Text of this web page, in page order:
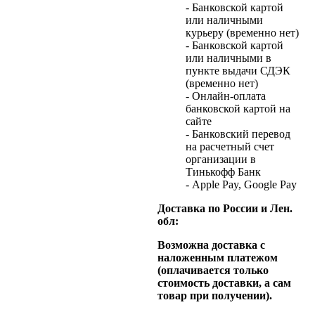
- Банковской картой
или наличными
курьеру (временно нет)
- Банковской картой
или наличными в
пункте выдачи СДЭК
(временно нет)
- Онлайн-оплата
банковской картой на
сайте
- Банковский перевод
на расчетный счет
организации в
Тинькофф Банк
- Apple Pay, Google Pay
Доставка по России и Лен.
обл:
Возможна доставка с
наложенным платежом
(оплачивается только
стоимость доставки, а сам
товар при получении).